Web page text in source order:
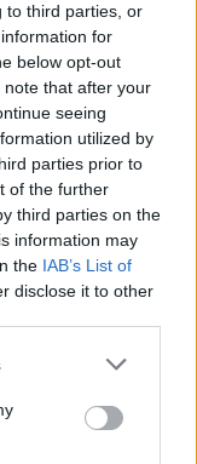
to third parties, or
for
below opt-out
that after your
seeing
utilized by
parties prior to
of the further
third parties on the
information may
the IAB’s List of
disclose it to other
or more Google
You may click to
party tags to
ugyan a
adásban, de
órakor fog
majd fel a
is jelenti, hogy
nem
hogy mi a terve
nem tudni
megvárják
lesz túl izgalmas,
csak a